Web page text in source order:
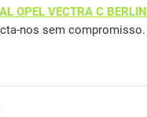
OPEL VECTRA C
nos sem compromisso.